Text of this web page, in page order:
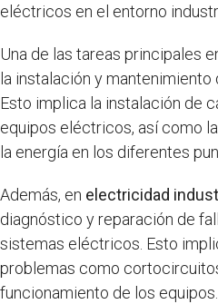
eléctricos en el entorno
Una de las tareas principales
la instalación y
Esto implica la instalación de
equipos eléctricos, así como
la energía en los diferentes
Además, en electricidad
diagnóstico y reparación de
sistemas eléctricos. Esto
problemas como
funcionamiento de los equipos.